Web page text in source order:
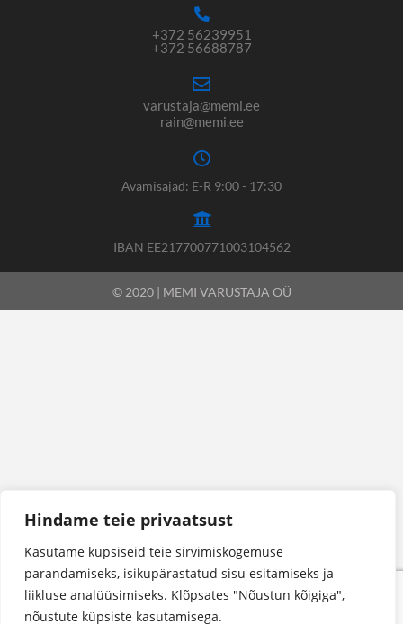
Hindame teie privaatsust
Kasutame küpsiseid teie sirvimiskogemuse
parandamiseks, isikupärastatud sisu esitamiseks ja
liikluse analüüsimiseks. Klõpsates "Nõustun kõigiga",
nõustute küpsiste kasutamisega.
+372 56239951
+372 56688787
varustaja@memi.ee
rain@memi.ee
Avamisajad: E-R 9:00 - 17:30
IBAN EE217700771003104562
© 2020 | MEMI VARUSTAJA OÜ